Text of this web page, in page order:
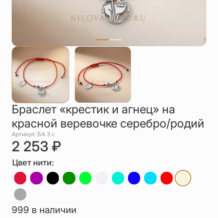
Цепи
Шнурки на
шею
Другое
Браслет «крестик и агнец» на
красной веревочке серебро/родий
Артикул: БА 3 с
2 253 ₽
Цвет нити:
999 в наличии